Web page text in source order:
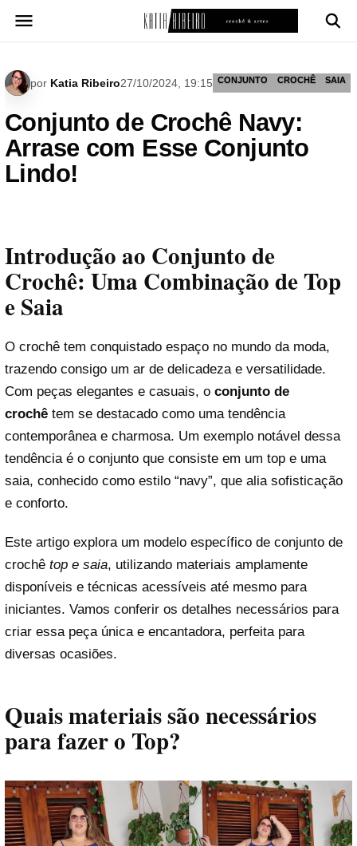
para
por Katia Ribeiro27/10/2024, 19:15 CONJUNTO CROCHÊ SAIA
Conjunto de Crochê Navy:
Arrase com Esse Conjunto
Lindo!
Introdução ao Conjunto de
Crochê: Uma Combinação de Top
e Saia
O crochê tem conquistado espaço no mundo da moda,
trazendo consigo um ar de delicadeza e versatilidade.
Com peças elegantes e casuais, o conjunto de
crochê tem se destacado como uma tendência
contemporânea e charmosa. Um exemplo notável dessa
tendência é o conjunto que consiste em um top e uma
saia, conhecido como estilo “navy”, que alia sofisticação
e conforto.
Este artigo explora um modelo específico de conjunto de
crochê top e saia, utilizando materiais amplamente
disponíveis e técnicas acessíveis até mesmo para
iniciantes. Vamos conferir os detalhes necessários para
criar essa peça única e encantadora, perfeita para
diversas ocasiões.
Quais materiais são necessários
para fazer o Top?